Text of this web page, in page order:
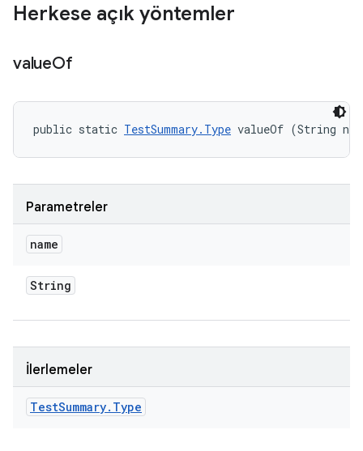
Herkese açık yöntemler
valueOf
public static TestSummary.Type valueOf (String
Parametreler
name
String
İlerlemeler
TestSummary. Type